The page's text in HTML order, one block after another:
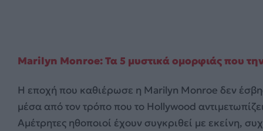
Marilyn Monroe: Τα 5 μυστικά ομορφιάς που
Η εποχή που καθιέρωσε η Marilyn Monroe δεν
μέσα από τον τρόπο που το Hollywood
Αμέτρητες ηθοποιοί έχουν συγκριθεί με εκείνη,